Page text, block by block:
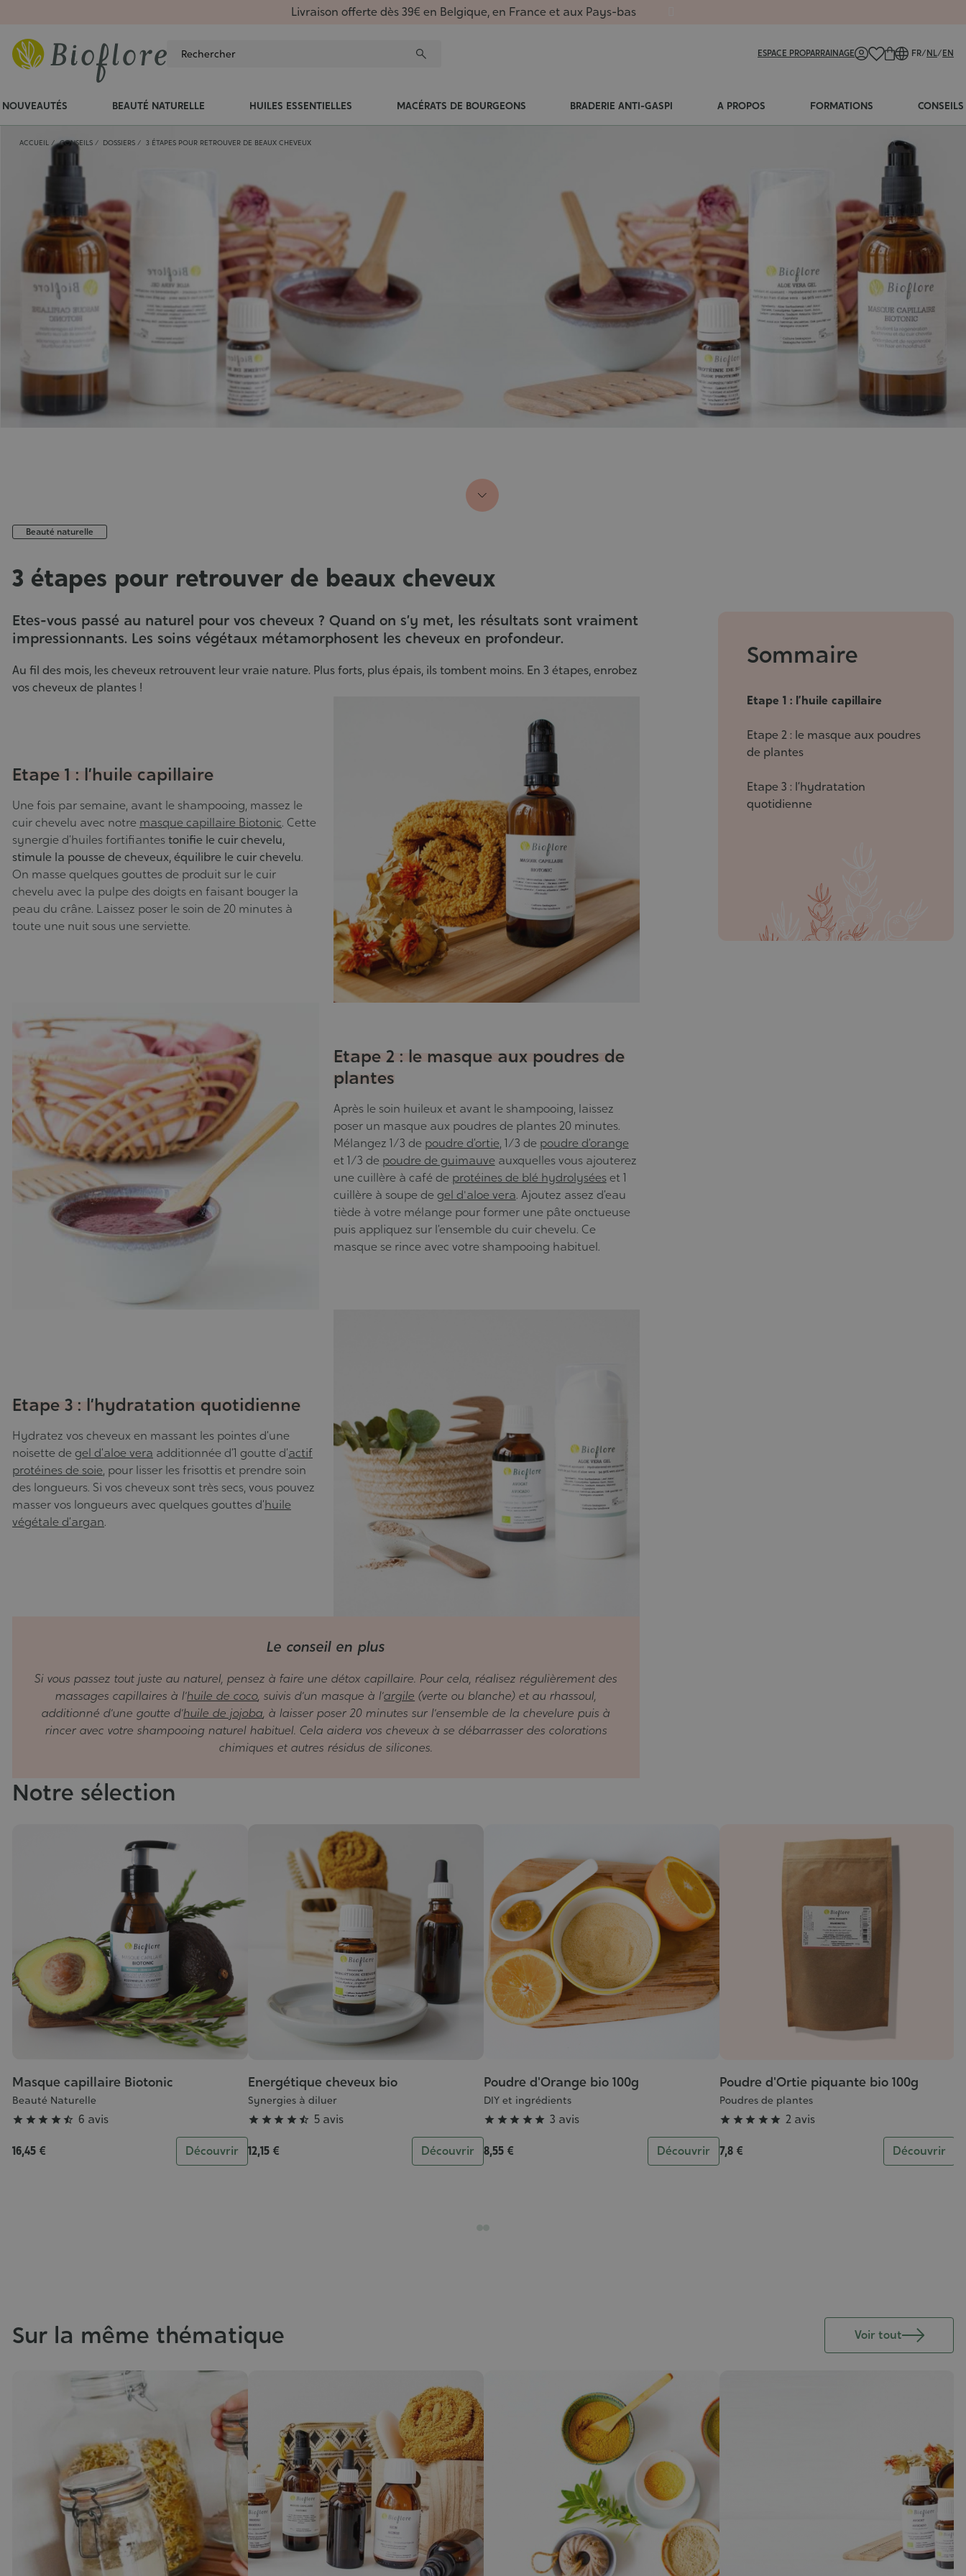
Livraison offerte dès 39€ en Belgique, en France et aux Pays-bas
ESPACE PROPARRAINAGE FR/NL/EN
NOUVEAUTÉS BEAUTÉ NATURELLE HUILES ESSENTIELLES MACÉRATS DE BOURGEONS BRADERIE ANTI-GASPI A PROPOS FORMATIONS CONSEILS
ACCUEIL CONSEILS DOSSIERS 3 ÉTAPES POUR RETROUVER DE BEAUX CHEVEUX
Beauté naturelle
3 étapes pour retrouver de beaux cheveux
Sommaire
Etape 1 : l’huile capillaire
Etape 2 : le masque aux poudres
de plantes
Etape 3 : l’hydratation
quotidienne
Etes-vous passé au naturel pour vos cheveux ? Quand on s’y met, les résultats sont vraiment
impressionnants. Les soins végétaux métamorphosent les cheveux en profondeur.
Au fil des mois, les cheveux retrouvent leur vraie nature. Plus forts, plus épais, ils tombent moins. En 3 étapes, enrobez
vos cheveux de plantes !
Etape 1 : l’huile capillaire
Une fois par semaine, avant le shampooing, massez le
cuir chevelu avec notre masque capillaire Biotonic. Cette
synergie d’huiles fortifiantestonifie le cuir chevelu,
stimule la pousse de cheveux, équilibre le cuir chevelu.
On masse quelques gouttes de produit sur le cuir
chevelu avec la pulpe des doigts en faisant bouger la
peau du crâne. Laissez poser le soin de 20 minutes à
toute une nuit sous une serviette.
Etape 2 : le masque aux poudres de
plantes
Après le soin huileux et avant le shampooing, laissez
poser un masque aux poudres de plantes 20 minutes.
Mélangez 1/3 de poudre d’ortie, 1/3 de poudre d’orange
et 1/3 de poudre de guimauveauxquelles vous ajouterez
une cuillère à café de protéines de blé hydrolyséeset 1
cuillère à soupe degel d'aloe vera. Ajoutez assez d’eau
tiède à votre mélange pour former une pâte onctueuse
puis appliquez sur l’ensemble du cuir chevelu. Ce
masque se rince avec votre shampooing habituel.
Etape 3 : l’hydratation quotidienne
Hydratez vos cheveux en massant les pointes d’une
noisette degel d’aloe vera additionnée d’1 goutte d’actif
protéines de soie, pour lisser les frisottis et prendre soin
des longueurs. Si vos cheveux sont très secs, vous pouvez
masser vos longueurs avec quelques gouttes d’huile
végétale d’argan.
Le conseil en plus
Si vous passez tout juste au naturel, pensez à faire une détox capillaire. Pour cela, réalisez régulièrement des
massages capillaires à l’huile de coco, suivis d’un masque à l’argile (verte ou blanche) et au rhassoul,
additionné d’une goutte d’huile de jojoba, à laisser poser 20 minutes sur l’ensemble de la chevelure puis à
rincer avec votre shampooing naturel habituel. Cela aidera vos cheveux à se débarrasser des colorations
chimiques et autres résidus de silicones.
Notre sélection
Masque capillaire Biotonic
Beauté Naturelle
Grade
:
4/5
     6 avis
16,45 € Découvrir
Energétique cheveux bio
Synergies à diluer
Grade
:
4/5
     5 avis
12,15 € Découvrir
Poudre d'Orange bio 100g
DIY et ingrédients
Grade
:
5/5
     3 avis
8,55 € Découvrir
Poudre d'Ortie piquante bio 100g
Poudres de plantes
Grade
:
5/5
     2 avis
7,8 € Découvrir
Sur la même thématique Voir tout